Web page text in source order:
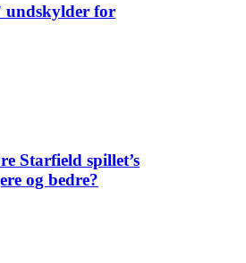
undskylder for
Starfield spillet’s
og bedre?